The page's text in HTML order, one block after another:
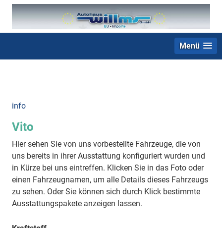
Menü
info
Vito
Hier sehen Sie von uns vorbestellte Fahrzeuge, die von
uns bereits in ihrer Ausstattung konfiguriert wurden und
in Kürze bei uns eintreffen. Klicken Sie in das Foto oder
einen Fahrzeugnamen, um alle Details dieses Fahrzeugs
zu sehen. Oder Sie können sich durch Klick bestimmte
Ausstattungspakete anzeigen lassen.